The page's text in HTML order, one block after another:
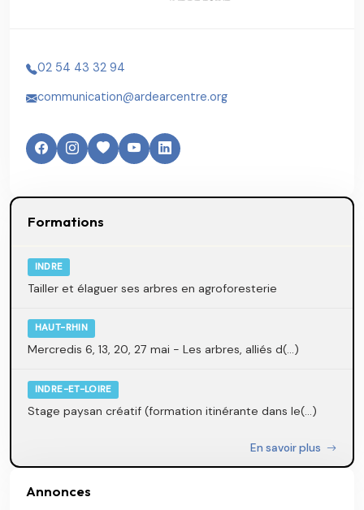
02 54 43 32 94
communication@ardearcentre.org
Formations
INDRE
Tailler et élaguer ses arbres en agroforesterie
HAUT-RHIN
Mercredis 6, 13, 20, 27 mai - Les arbres, alliés d(...)
INDRE-ET-LOIRE
Stage paysan créatif (formation itinérante dans le(...)
En savoir plus
Annonces